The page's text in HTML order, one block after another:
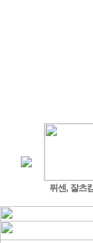
퓌센, 잘츠